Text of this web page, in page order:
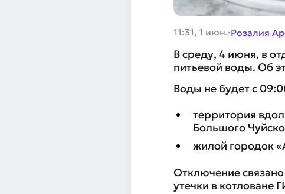
11:31, 1 июн.·Розалия
В среду, 4 июня, в
питьевой воды. Об
Воды не будет с
территория
Большого
жилой городок
Отключение
утечки в котловане